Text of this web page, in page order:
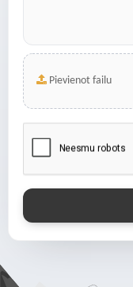
Pievienot failu